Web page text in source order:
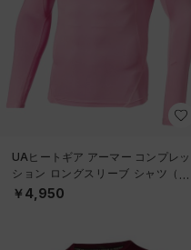
UAヒートギア アーマー コンプレッ
ション ロングスリーブ シャツ（ト
レーニング/MEN）
￥4,950